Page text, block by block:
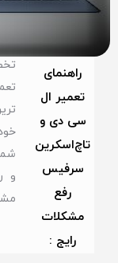
راهنمای
تعمیر ال
سی دی و
تاچ‌اسکرین
سرفیس
رفع
مشکلات
رایج :
و